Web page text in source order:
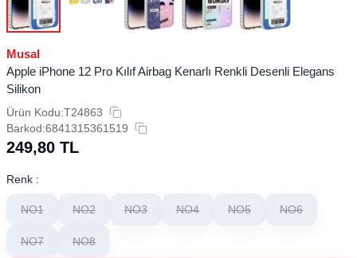
Musal
Apple iPhone 12 Pro Kılıf Airbag Kenarlı Renkli Desenli Elegans
Silikon
Ürün Kodu:T24863
Barkod:6841315361519
249,80 TL
Renk :
NO1 NO2 NO3 NO4 NO5 NO6
NO7 NO8